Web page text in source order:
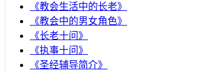
《教会生活中的长老》
《教会中的男女角色》
《长老十问》
《执事十问》
《圣经辅导简介》